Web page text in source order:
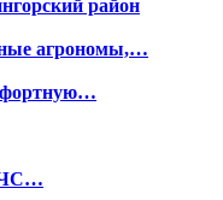
район
агрономы,…